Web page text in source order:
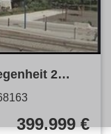
2
zu
399.999 €